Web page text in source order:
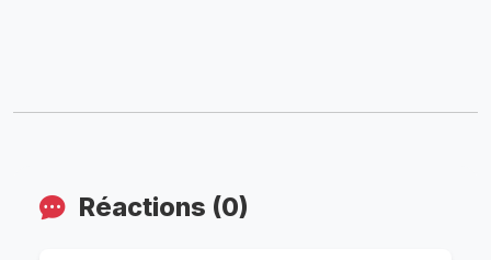
Réactions (0)